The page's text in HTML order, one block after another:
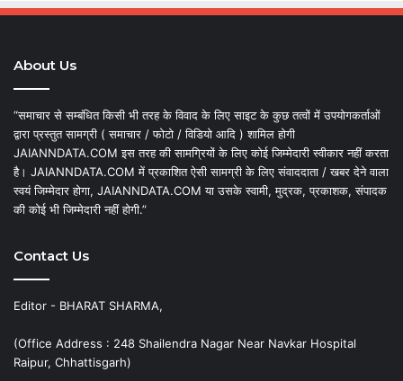
About Us
“समाचार से सम्बंधित किसी भी तरह के विवाद के लिए साइट के कुछ तत्वों में उपयोगकर्ताओं
द्वारा प्रस्तुत सामग्री ( समाचार / फोटो / विडियो आदि ) शामिल होगी
JAIANNDATA.COM इस तरह की सामग्रियों के लिए कोई जिम्मेदारी स्वीकार नहीं करता
है। JAIANNDATA.COM में प्रकाशित ऐसी सामग्री के लिए संवाददाता / खबर देने वाला
स्वयं जिम्मेदार होगा, JAIANNDATA.COM या उसके स्वामी, मुद्रक, प्रकाशक, संपादक
की कोई भी जिम्मेदारी नहीं होगी.”
Contact Us
Editor - BHARAT SHARMA,
(Office Address : 248 Shailendra Nagar Near Navkar Hospital
Raipur, Chhattisgarh)